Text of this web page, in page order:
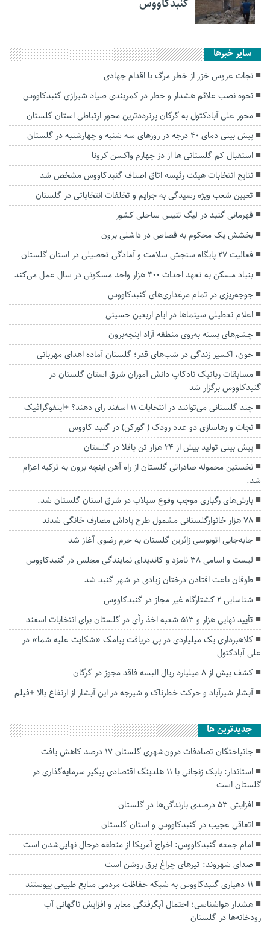
سایر خبرها
نجات عروس خزر از خطر مرگ با اقدام جهادی
نحوه نصب علائم هشدار و خطر در کمربندی صیاد شیرازی گنبدکاووس
محور علی آبادکتول به گرگان پرترددترین محور ارتباطی استان گلستان
پیش بینی دمای ۴۰ درجه در روز‌های سه شنبه و چهارشنبه در گلستان
استقبال کم گلستانی ها از دز چهارم واکسن کرونا
نتایج انتخابات هیئت رئیسه اتاق اصناف گنبدکاووس مشخص شد
تعیین شعب ویژه رسیدگی به جرایم و تخلفات انتخاباتی در گلستان
قهرمانی گنبد در لیگ‌ تنیس ساحلی کشور
بخشش یک محکوم به قصاص در داشلی برون
فعالیت ۲۷ پایگاه سنجش سلامت و آمادگی تحصیلی در استان گلستان
بنیاد مسکن به تعهد احداث ۴۰۰ هزار واحد مسکونی در سال عمل می‌کند
جوجه‌ریزی در تمام مرغداری‌های گنبدکاووس
اعلام تعطیلی سینما‌ها در ایام اربعین حسینی
چشم‌های بسته به‌روی منطقه آزاد اینچه‌برون
خون، اکسیر زندگی در شب‌های قدر؛ گلستان آماده اهدای مهربانی
مسابقات رباتیک نادکاپ دانش آموزان شرق استان گلستان در
گنبدکاووس برگزار شد
چند گلستانی می‌توانند در انتخابات ۱۱ اسفند رای دهند؟ +اینفوگرافیک
نجات و رهاسازی دو عدد رودک ( گورکن) در گنبد کاووس
پیش بینی تولید بیش از ۲۴ هزار تن باقلا در گلستان
نخستین محموله صادراتی گلستان از راه آهن اینچه برون به ترکیه اعزام
شد.
بارش‌های رگباری موجب وقوع سیلاب در شرق استان گلستان شد.
۷۸ هزار خانوارگلستانی مشمول طرح پاداش مصارف خانگی شدند
جابه‌جایی اتوبوسی زائرین گلستان به حرم رضوی آغاز شد
لیست و اسامی ۳۸ نامزد و کاندیدای نمایندگی مجلس در گنبدکاووس
طوفان باعث افتادن درختان زیادی در شهر گنبد شد
شناسایی ۲ کشتارگاه غیر مجاز در گنبدکاووس
تأیید نهایی هزار و ۵۱۳ شعبه اخذ رأی در گلستان برای انتخابات اسفند
کلاهبرداری یک میلیاردی در پی دریافت پیامک «شکایت علیه شما» در
علی آبادکتول
کشف بیش از ۸ میلیارد ریال البسه فاقد مجوز در گرگان
آبشار شیرآباد و حرکت خطرناک و شیرجه در این آبشار از ارتفاع بالا +فیلم
جديدترين ها
جانباختگان تصادفات درون‌شهری گلستان ۱۷ درصد کاهش یافت
استاندار: بابک زنجانی با ۱۱ هلدینگ اقتصادی پیگیر سرمایه‌گذاری در
گلستان است
افزایش ۵۳ درصدی بارندگی‌ها در گلستان
اتفاقی عجیب در‌ گنبدکاووس و استان گلستان
امام جمعه گنبدکاووس: اخراج آمریکا از منطقه درحال نهایی‌شدن است
صدای شهروند: تیرهای چراغ برق روشن است
۱۱ دهیاری گنبدکاووس به شبکه حفاظت مردمی منابع طبیعی پیوستند
هشدار هواشناسی؛ احتمال آبگرفتگی معابر و افزایش ناگهانی آب
رودخانه‌ها در گلستان